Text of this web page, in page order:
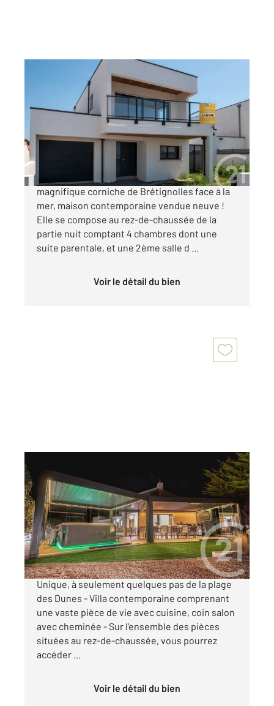
BRETIGNOLLES SUR MER 85
, 5 pièces
Ref : 7130
Maison à vendre
795 000 €
BRETIGNOLLES SUR MER - VUE MER - Sur la
magnifique corniche de Brétignolles face à la
mer, maison contemporaine vendue neuve !
Elle se compose au rez-de-chaussée de la
partie nuit comptant 4 chambres dont une
suite parentale, et une 2ème salle d ...
Voir le détail du bien
BRETIGNOLLES SUR MER 85
251 m , 9 pièces
Ref : 6386
Maison à vendre
1 160 000 €
BRETIGNOLLES SUR MER - LES DUNES -
Unique, à seulement quelques pas de la plage
des Dunes - Villa contemporaine comprenant
une vaste pièce de vie avec cuisine, coin salon
avec cheminée - Sur l'ensemble des pièces
situées au rez-de-chaussée, vous pourrez
accéder ...
Voir le détail du bien